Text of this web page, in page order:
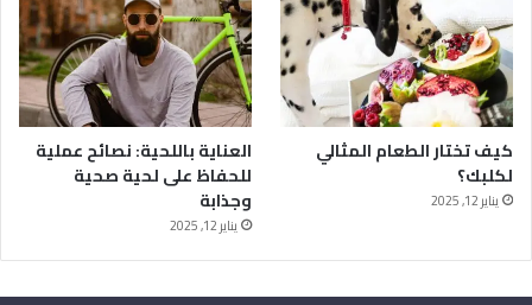
كيف تختار الطعام المثالي
لكلبك؟
يناير 12, 2025
العناية باللحية: نصائح عملية
للحفاظ على لحية صحية
وجذابة
يناير 12, 2025